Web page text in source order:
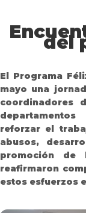
del
El Programa
mayo una
coordinadores
reforzar el
abusos,
promoción de
reafirmaron
estos esfuerzos